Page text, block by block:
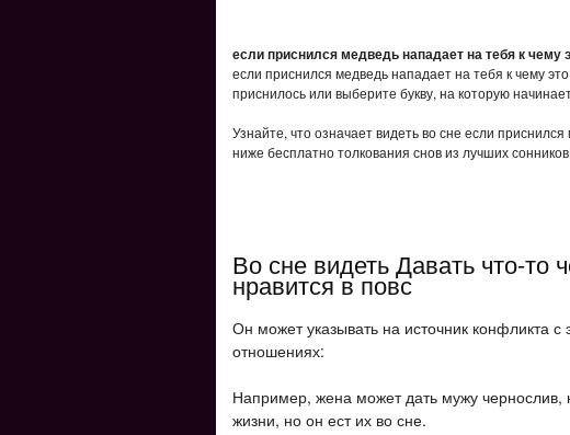
если приснился медведь нападает на тебя к чему
если приснился медведь нападает на тебя к чему
приснилось или выберите букву, на которую
Узнайте, что означает видеть во сне если
ниже бесплатно толкования снов из лучших
Во сне видеть Давать что-то
нравится в повс
Он может указывать на источник конфликта
отношениях:
Например, жена может дать мужу чернослив,
жизни, но он ест их во сне.